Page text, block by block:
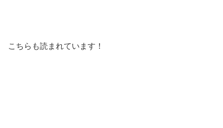
こちらも読まれています！